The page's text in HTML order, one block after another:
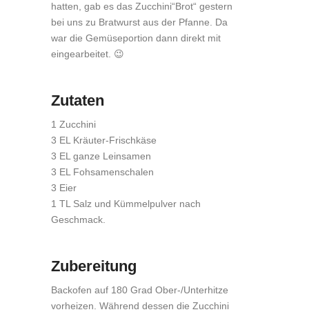
hatten, gab es das Zucchini“Brot“ gestern
bei uns zu Bratwurst aus der Pfanne. Da
war die Gemüseportion dann direkt mit
eingearbeitet. 😉
Zutaten
1 Zucchini
3 EL Kräuter-Frischkäse
3 EL ganze Leinsamen
3 EL Fohsamenschalen
3 Eier
1 TL Salz und Kümmelpulver nach
Geschmack.
Zubereitung
Backofen auf 180 Grad Ober-/Unterhitze
vorheizen. Während dessen die Zucchini